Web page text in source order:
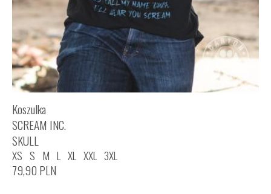
Koszulka
SCREAM INC.
SKULL
XS S M L XL XXL 3XL
79,90 PLN